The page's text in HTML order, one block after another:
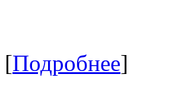
[Подробнее]